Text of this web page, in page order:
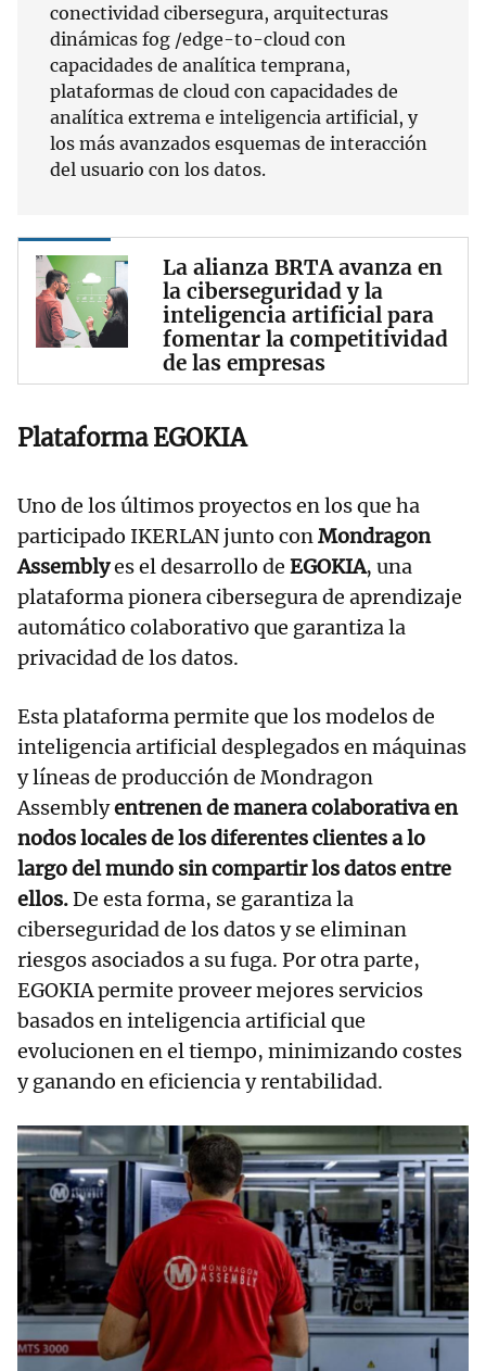
conectividad cibersegura, arquitecturas
dinámicas fog /edge-to-cloud con
capacidades de analítica temprana,
plataformas de cloud con capacidades de
analítica extrema e inteligencia artificial, y
los más avanzados esquemas de interacción
del usuario con los datos.
La alianza BRTA avanza en
la ciberseguridad y la
inteligencia artificial para
fomentar la competitividad
de las empresas
Plataforma EGOKIA
Uno de los últimos proyectos en los que ha
participado IKERLAN junto conMondragon
Assemblyes el desarrollo de EGOKIA, una
plataforma pionera cibersegura de aprendizaje
automático colaborativo que garantiza la
privacidad de los datos.
Esta plataforma permite que los modelos de
inteligencia artificial desplegados en máquinas
y líneas de producción de Mondragon
Assemblyentrenen de manera colaborativa en
nodos locales de los diferentes clientes a lo
largo del mundo sin compartir los datos entre
ellos.De esta forma, se garantiza la
ciberseguridad de los datos y se eliminan
riesgos asociados a su fuga. Por otra parte,
EGOKIA permite proveer mejores servicios
basados en inteligencia artificial que
evolucionen en el tiempo, minimizando costes
y ganando en eficiencia y rentabilidad.